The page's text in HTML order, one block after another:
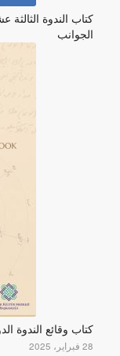
كتاب الندوة
الجوانب
كتاب وقائع الندوة
28 فبراير، 2025